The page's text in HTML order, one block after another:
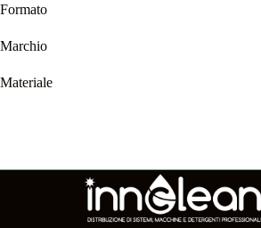
Formato
Marchio
Materiale